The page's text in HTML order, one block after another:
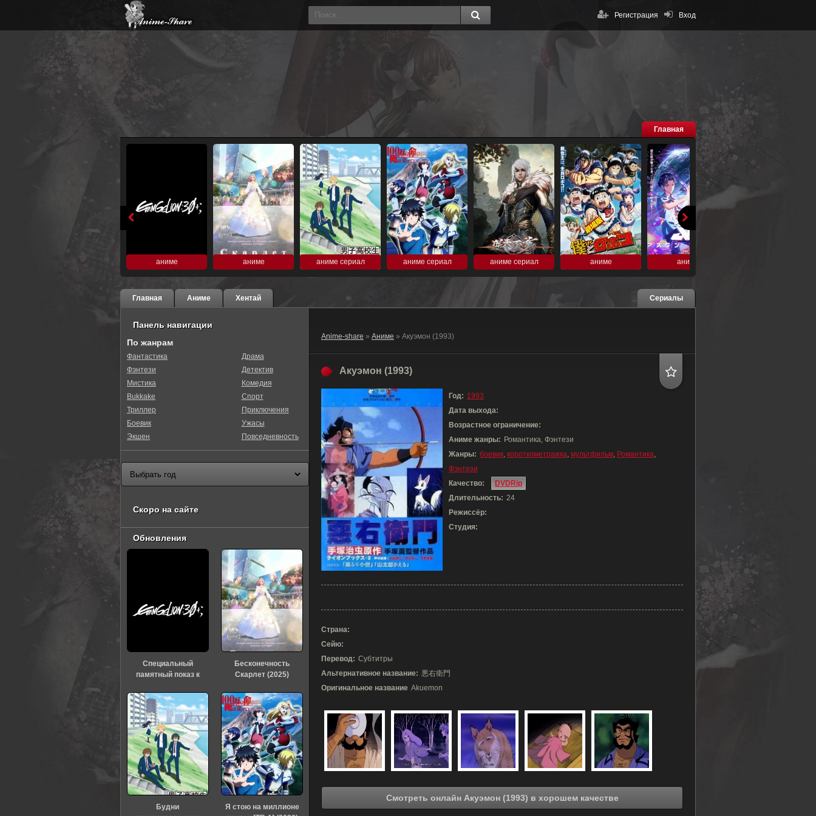
Вход
Регистрация
Главная
аниме аниме аниме сериал аниме сериал аниме сериал аниме аниме
Главная Аниме Хентай Сериалы
Anime-share » Аниме » Акуэмон (1993)
Акуэмон (1993)
Год: 1993
Дата выхода:
Возрастное ограничение:
Аниме жанры: Романтика, Фэнтези
Жанры: боевик, короткометражка, мультфильм, Романтика,
Фэнтези
Качество:
DVDRip
Длительность: 24
Режиссёр:
Студия:
Страна:
Сейю:
Перевод: Субтитры
Альтернативное название: 悪右衛門
Оригинальное название Akuemon
Смотреть онлайн Акуэмон (1993) в хорошем качестве
Панель навигации
По жанрам
Фантастика
Фэнтези
Мистика
Bukkake
Триллер
Боевик
Экшен
Драма
Детектив
Комедия
Спорт
Приключения
Ужасы
Повседневность
Скоро на сайте
Обновления
Специальный
памятный показ к
«Евангелиона» (2026)
Бесконечность
Скарлет (2025)
Будни
Я стою на миллионе